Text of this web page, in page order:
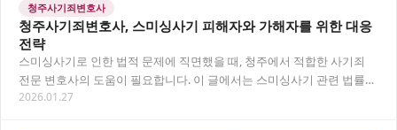
청주사기죄변호사
청주사기죄변호사, 스미싱사기 피해자와 가해자를 위한 대응
전략
스미싱사기로 인한 법적 문제에 직면했을 때, 청주에서 적합한 사기죄
전문 변호사의 도움이 필요합니다. 이 글에서는 스미싱사기 관련 법률
문제 해결을 위한 전문적인 대응 방법과 변호…
2026.01.27